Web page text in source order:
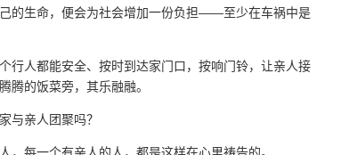
的生命，便会为社会增加一份负担——至少在车祸中是
行人都能安全、按时到达家门口，按响门铃，让亲人接
腾的饭菜旁，其乐融融。
与亲人团聚吗？